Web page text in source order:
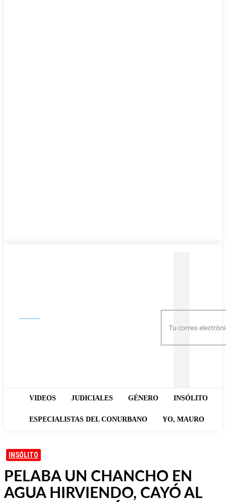
VIDEOS JUDICIALES GÉNERO INSÓLITO
ESPECIALISTAS DEL CONURBANO YO, MAURO
INSÓLITO
PELABA UN CHANCHO EN
AGUA HIRVIENDO, CAYÓ AL